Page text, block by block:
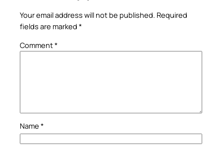
Your email address will not be published. Required
fields are marked *
Comment*
Name *